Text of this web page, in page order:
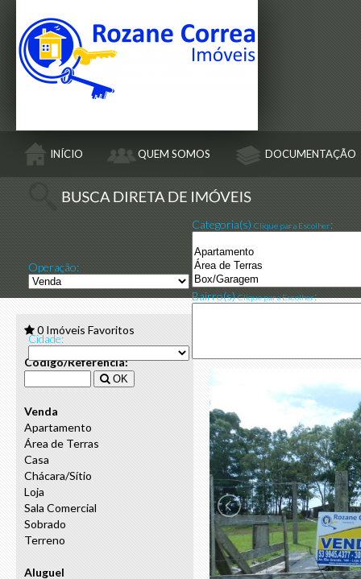
INÍCIO QUEM SOMOS DOCUMENTAÇÃO
Operação:
Categoria(s) Clique para Escolher:
Cidade:
Bairro(s)Clique para Escolher:
0 Imóveis Favoritos
Código/Referência:
OK
Venda
Apartamento
Área de Terras
Casa
Chácara/Sítio
Loja
Sala Comercial
Sobrado
Terreno
Aluguel